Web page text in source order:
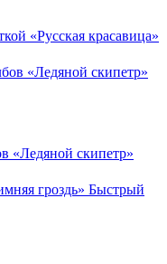
«Русская красавица»
«Ледяной скипетр»
Быстрый